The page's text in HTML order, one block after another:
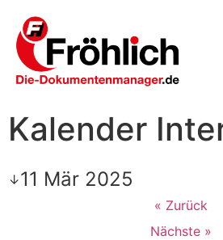
Kalender
↓11 Mär 2025
« Zurück
Nächste »